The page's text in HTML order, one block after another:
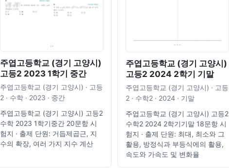
주엽고등학교 (경기 고양시)
고등2 2023 1학기 중간
주엽고등학교 (경기 고양시) · 고등
2 · 수학 · 2023 · 중간
주엽고등학교 (경기 고양시) 고등2
수학 2023 1학기중간 20문항 시
험지 · 출제 단원: 거듭제곱근, 지
수의 확장, 여러 가지 지수 계산
주엽고등학교 (경기 고양시)
고등2 2024 2학기 기말
주엽고등학교 (경기 고양시) · 고등
2 · 수학2 · 2024 · 기말
주엽고등학교 (경기 고양시) 고등2
수학2 2024 2학기기말 18문항 시
험지 · 출제 단원: 최대, 최소와 그
활용, 방정식과 부등식에의 활용,
속도와 가속도 및 변화율